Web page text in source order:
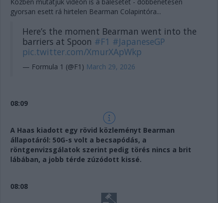
gyorsan esett rá hirtelen Bearman Colapintóra...
Here’s the moment Bearman went into the
barriers at Spoon #F1 #JapaneseGP
pic.twitter.com/XmurXApWkp
— Formula 1 (@F1) March 29, 2026
08:09
A Haas kiadott egy rövid közleményt Bearman
állapotáról: 50G-s volt a becsapódás, a
röntgenvizsgálatok szerint pedig törés nincs a brit
lábában, a jobb térde zúzódott kissé.
08:08